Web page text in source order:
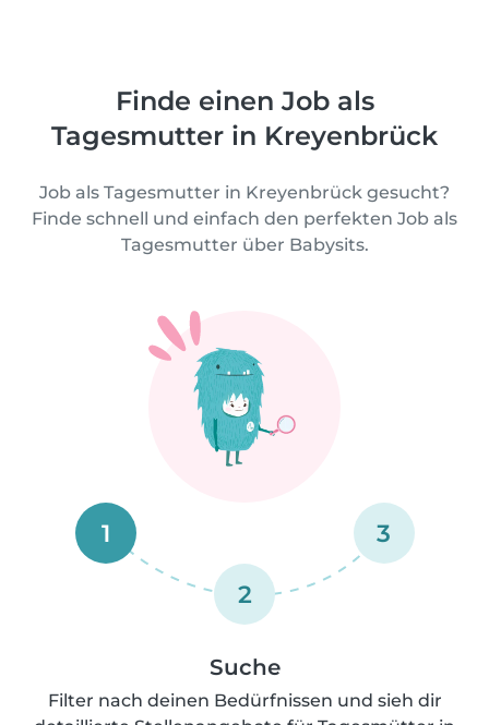
Finde einen Job als
Tagesmutter in Kreyenbrück
Job als Tagesmutter in Kreyenbrück gesucht?
Finde schnell und einfach den perfekten Job als
Tagesmutter über Babysits.
1
2
3
Suche
Filter nach deinen Bedürfnissen und sieh dir